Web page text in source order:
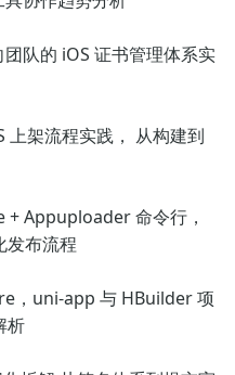
队的 iOS 证书管理体系实
架流程实践， 从构建到
+ Appuploader 命令行，
发布流程
，uni-app 与 HBuilder 项
析